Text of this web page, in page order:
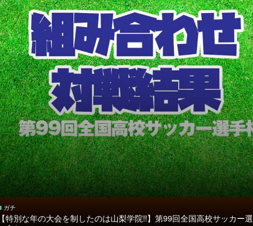
ガチ
【特別な年の大会を制したのは山梨学院!!】第99回全国高校サッカー